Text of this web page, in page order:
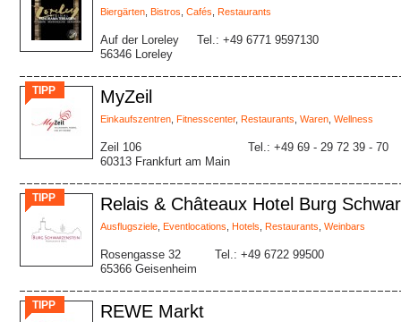
Biergärten Bistros Cafés Restaurants
Auf der Loreley
56346 Loreley
Tel.: +49 6771 9597130
TIPP MyZeil
Einkaufszentren Fitnesscenter, Restaurants Waren Wellness
Zeil 106
60313 Frankfurt am Main
Tel.: +49 69 - 29 72 39 - 70
TIPP Relais & Châteaux Hotel Burg
Ausflugsziele Eventlocations Hotels Restaurants Weinbars
Rosengasse 32
65366 Geisenheim
Tel.: +49 6722 99500
TIPP REWE Markt